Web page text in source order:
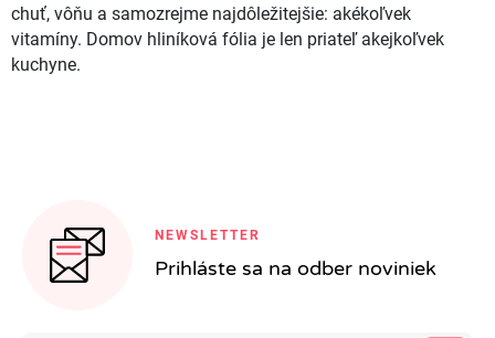
chuť, vôňu a samozrejme najdôležitejšie: akékoľvek
vitamíny. Domov hliníková fólia je len priateľ akejkoľvek
kuchyne.
NEWSLETTER
Prihláste sa na odber noviniek